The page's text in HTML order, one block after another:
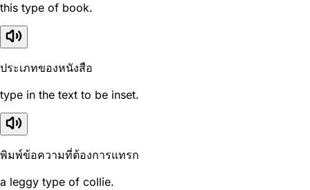
this type of book.
ประเภทของหนังสือ
type in the text to be inset.
พิมพ์ข้อความที่ต้องการแทรก
a leggy type of collie.